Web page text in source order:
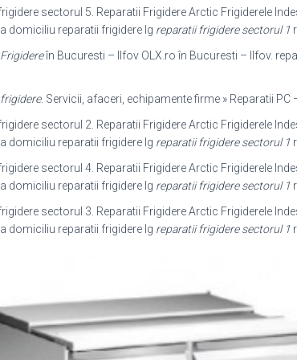
sectorul 5. Reparatii Frigidere Arctic Frigiderele
domiciliu reparatii frigidere lg reparatii frigidere sectorul 1
în Bucuresti – Ilfov OLX.ro în Bucuresti – Ilfov.
. Servicii, afaceri, echipamente firme » Reparatii
sectorul 2. Reparatii Frigidere Arctic Frigiderele
domiciliu reparatii frigidere lg reparatii frigidere sectorul 1
sectorul 4. Reparatii Frigidere Arctic Frigiderele
domiciliu reparatii frigidere lg reparatii frigidere sectorul 1
sectorul 3. Reparatii Frigidere Arctic Frigiderele
domiciliu reparatii frigidere lg reparatii frigidere sectorul 1